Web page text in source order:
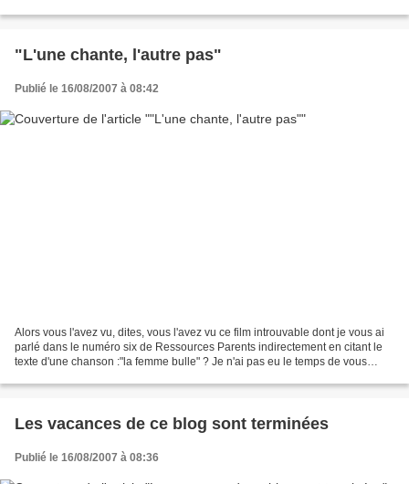
"L'une chante, l'autre pas"
Publié le 16/08/2007 à 08:42
Alors vous l'avez vu, dites, vous l'avez vu ce film introuvable dont je vous ai
parlé dans le numéro six de Ressources Parents indirectement en citant le
texte d'une chanson :"la femme bulle" ? Je n'ai pas eu le temps de vous
Les vacances de ce blog sont terminées
Publié le 16/08/2007 à 08:36